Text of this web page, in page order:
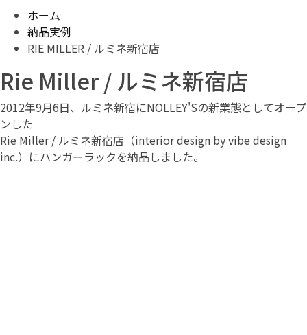
ホーム
納品実例
RIE MILLER / ルミネ新宿店
Rie Miller / ルミネ新宿店
2012年9月6日、ルミネ新宿にNOLLEY'Sの新業態としてオープ
ンした
Rie Miller / ルミネ新宿店（interior design by vibe design
inc.）にハンガーラックを納品しました。